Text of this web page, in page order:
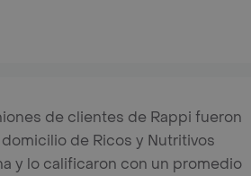
de clientes de Rappi fueron
de Ricos y Nutritivos
y lo calificaron con un promedio